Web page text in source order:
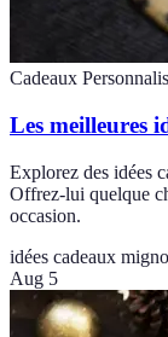
Cadeaux
Les meilleures
Explorez des idées
Offrez-lui quelque
occasion.
idées cadeaux
Aug 5